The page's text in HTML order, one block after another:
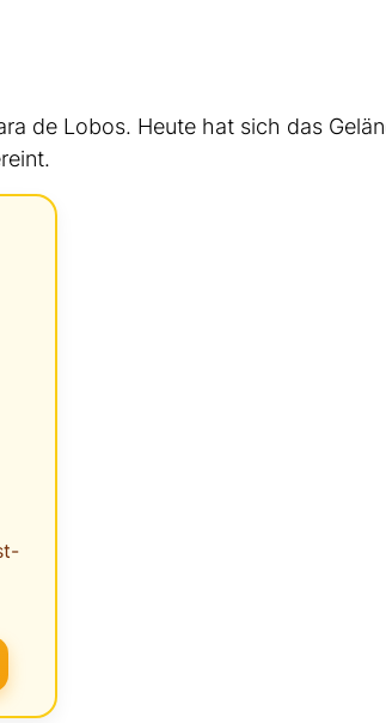
de Lobos. Heute hat sich das